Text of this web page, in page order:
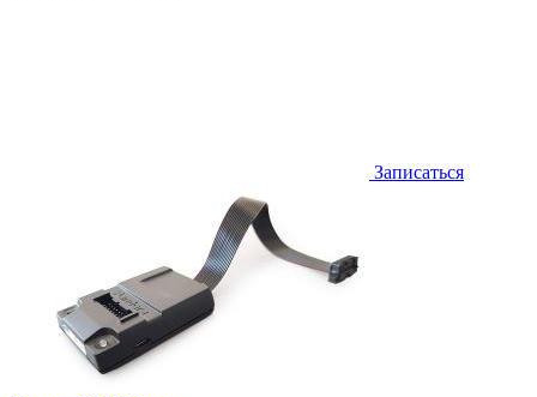
Записаться